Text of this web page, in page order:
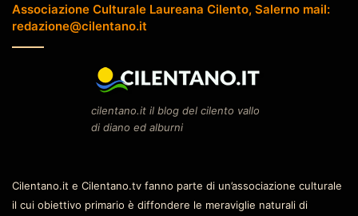
Associazione Culturale Laureana Cilento, Salerno mail:
redazione@cilentano.it
cilentano.it il blog del cilento vallo
di diano ed alburni
Cilentano.it e Cilentano.tv fanno parte di un’associazione culturale
il cui obiettivo primario è diffondere le meraviglie naturali di